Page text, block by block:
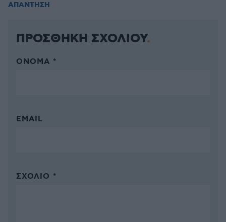
ΑΠΑΝΤΗΣΗ
ΠΡΟΣΘΗΚΗ ΣΧΟΛΙΟΥ
ΌΝΟΜΑ *
EMAIL
ΣΧΌΛΙΟ *